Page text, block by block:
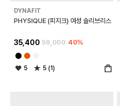
DYNAFIT
PHYSIQUE (피지크) 여성 슬리브리스
35,400 59,000 40%
5 5 (1)